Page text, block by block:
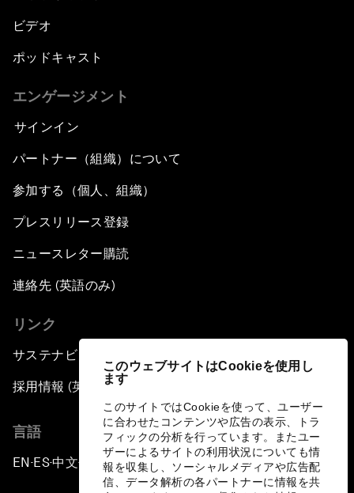
このウェブサイトはCookieを使用し
ます
このサイトではCookieを使って、ユーザー
に合わせたコンテンツや広告の表示、トラ
フィックの分析を行っています。またユー
ザーによるサイトの利用状況についても情
報を収集し、ソーシャルメディアや広告配
信、データ解析の各パートナーに情報を共
ビデオ
ポッドキャスト
エンゲージメント
サインイン
パートナー（組織）について
参加する（個人、組織）
プレスリリース登録
ニュースレター購読
連絡先 (英語のみ)
リンク
サステナビリティへの取り組み
採用情報 (英語のみ)
言語
EN ▪ ES▪中文▪ 日本語